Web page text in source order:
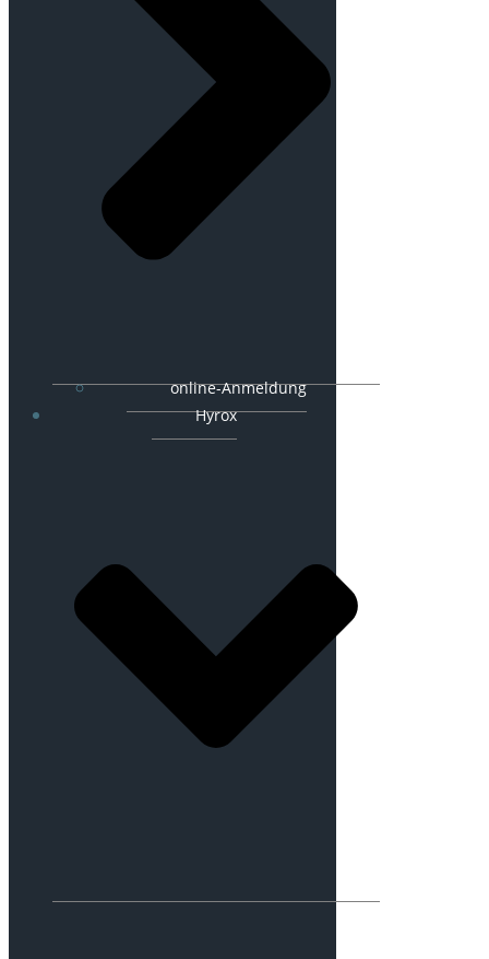
online-Anmeldung
Hyrox